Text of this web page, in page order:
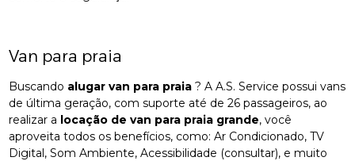
Van para praia
Buscando alugar van para praia ? A A.S. Service possui vans
de última geração, com suporte até de 26 passageiros, ao
realizar a locação de van para praia grande, você
aproveita todos os benefícios, como: Ar Condicionado, TV
Digital, Som Ambiente, Acessibilidade (consultar), e muito